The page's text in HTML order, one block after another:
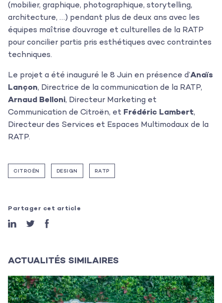
(mobilier, graphique, photographique, storytelling,
architecture, …) pendant plus de deux ans avec les
équipes maîtrise d’ouvrage et culturelles de la RATP
pour concilier partis pris esthétiques avec contraintes
techniques.
Le projet a été inauguré le 8 Juin en présence d’Anaïs
Lançon, Directrice de la communication de la RATP,
Arnaud Belloni, Directeur Marketing et
Communication de Citroën, et Frédéric Lambert,
Directeur des Services et Espaces Multimodaux de la
RATP.
CITROËN DESIGN RATP
Partager cet article
ACTUALITÉS SIMILAIRES